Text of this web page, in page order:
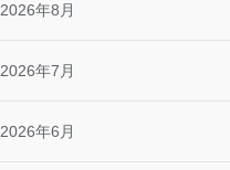
2026年8月
2026年7月
2026年6月